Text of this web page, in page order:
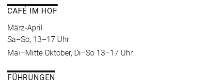
CAFÉ IM HOF
März-April
Sa–So, 13–17 Uhr
Mai–Mitte Oktober, Di–So 13–17 Uhr
FÜHRUNGEN